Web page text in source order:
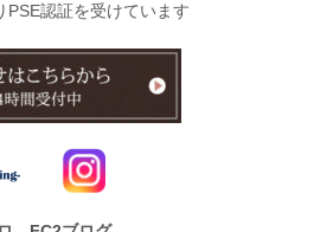
認証を受けています